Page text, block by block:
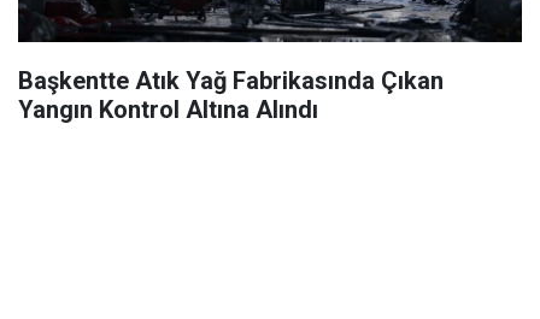
Başkentte Atık Yağ Fabrikasında Çıkan
Yangın Kontrol Altına Alındı